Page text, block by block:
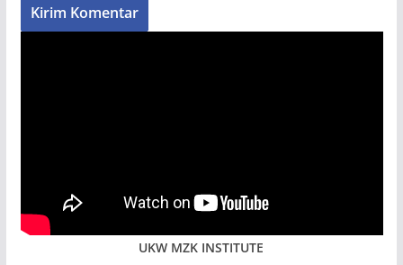
UKW MZK INSTITUTE